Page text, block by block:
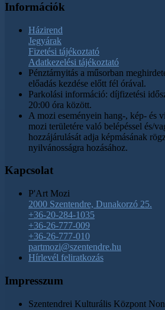
Információk
Házirend
Jegyárak
Fizetési tájékoztató
Adatkezelési tájékoztató
Pénztárnyitás a műsorban
előadás kezdése előtt fél órával.
Parkolási információ: díjfizetési
20:00 óra között.
A mozi eseményein hang-, kép- és
mozi területére való belépéssel és/
hozzájárulását adja képmásának
nyilvánosságra hozásához.
Kapcsolat
P'Art Mozi
2000 Szentendre, Dunakorzó 25.
+36-20-284-1035
+36-26-777-009
+36-26-777-010
partmozi@szentendre.hu
Hírlevél feliratkozás
Impresszum
Szentendrei Kulturális Központ